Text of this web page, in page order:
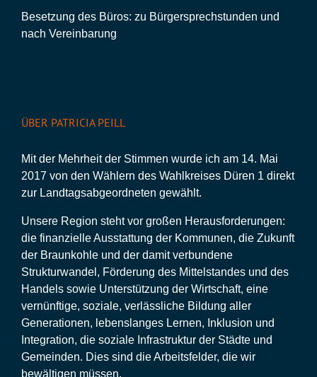
Besetzung des Büros: zu Bürgersprechstunden und
nach Vereinbarung
ÜBER PATRICIA PEILL
Mit der Mehrheit der Stimmen wurde ich am 14. Mai
2017 von den Wählern des Wahlkreises Düren 1 direkt
zur Landtagsabgeordneten gewählt.
Unsere Region steht vor großen Herausforderungen:
die finanzielle Ausstattung der Kommunen, die Zukunft
der Braunkohle und der damit verbundene
Strukturwandel, Förderung des Mittelstandes und des
Handels sowie Unterstützung der Wirtschaft, eine
vernünftige, soziale, verlässliche Bildung aller
Generationen, lebenslanges Lernen, Inklusion und
Integration, die soziale Infrastruktur der Städte und
Gemeinden. Dies sind die Arbeitsfelder, die wir
bewältigen müssen.